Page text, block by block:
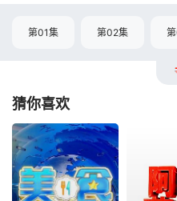
第01集 第02集
猜你喜欢